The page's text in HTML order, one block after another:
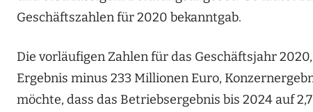
Geschäftszahlen für 2020 bekanntgab.
Die vorläufigen Zahlen für das Geschäftsjahr
Ergebnis minus 233 Millionen Euro,
möchte, dass das Betriebsergebnis bis 2024 auf